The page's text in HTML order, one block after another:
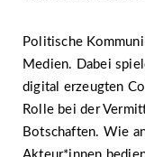
Politische
Medien. Dabei
digital erzeugten
Rolle bei der
Botschaften. Wie